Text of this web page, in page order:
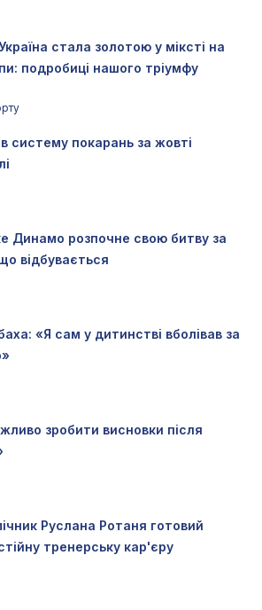
стала золотою у міксті на
подробиці нашого тріумфу
систему покарань за жовті
Динамо розпочне свою битву за
відбувається
«Я сам у дитинстві вболівав за
зробити висновки після
Руслана Ротаня готовий
тренерську кар'єру